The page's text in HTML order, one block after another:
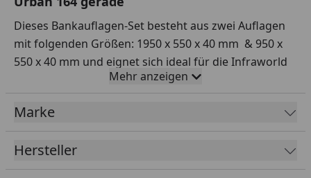
Dieses Bankauflagen-Set besteht aus zwei Auflagen
mit folgenden Größen: 1950 x 550 x 40 mm & 950 x
550 x 40 mm und eignet sich ideal für die Infraworld
Sauna Urban 164 gerade.
Die Bankauflagen bestehen aus einem
antibakteriellen Bezug aus Kunstleder, der
Auflagen sind klappbar, haben einen Reißverschluss
Mehr anzeigen
Marke
Hersteller